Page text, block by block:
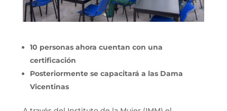
10 personas ahora cuentan con una
certificación
Posteriormente se capacitará a las Dama
Vicentinas